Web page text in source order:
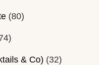
(80)
& Co) (32)